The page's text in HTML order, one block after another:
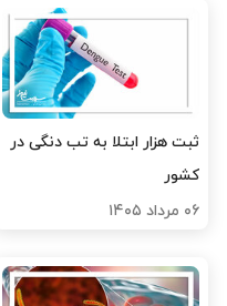
ثبت هزار ابتلا به تب دنگی در
کشور
۰۶ مرداد ۱۴۰۵